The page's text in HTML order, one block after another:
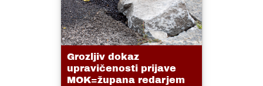
Grozljiv dokaz
upravičenosti prijave
MOK=župana redarjem